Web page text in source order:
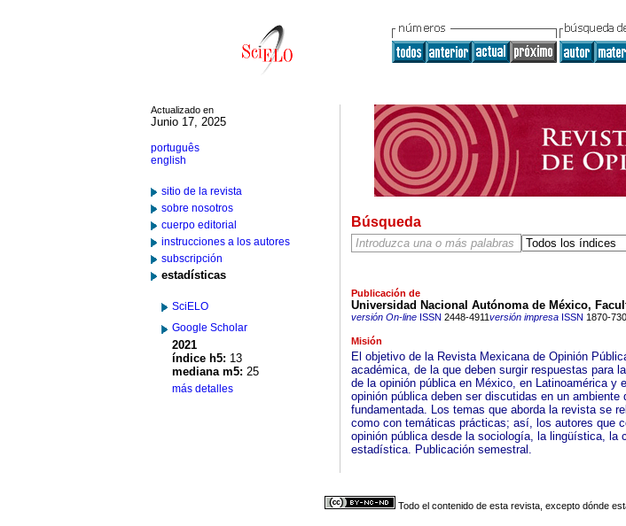
Actualizado en
Junio 17, 2025
português
english
sitio de la revista
sobre nosotros
cuerpo editorial
instrucciones a los autores
subscripción
estadísticas
SciELO
Google Scholar
2021
índice h5: 13
mediana m5: 25
más detalles
Búsqueda
Publicación de
Universidad Nacional Autónoma de México,
versión On-lineISSN 2448-4911versión impresaISSN 1870-
Misión
El objetivo de la Revista Mexicana de Opinión
académica, de la que deben surgir respuestas para
de la opinión pública en México, en Latinoamérica y
opinión pública deben ser discutidas en un
fundamentada. Los temas que aborda la revista se
como con temáticas prácticas; así, los autores que
opinión pública desde la sociología, la lingüística, la
estadística. Publicación semestral.
Todo el contenido de esta revista, excepto dónde